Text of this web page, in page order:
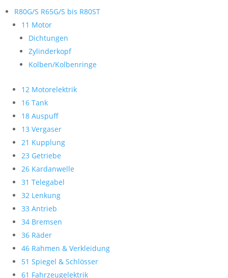
R80G/S R65G/S bis R80ST
11 Motor
Dichtungen
Zylinderkopf
Kolben/Kolbenringe
12 Motorelektrik
16 Tank
18 Auspuff
13 Vergaser
21 Kupplung
23 Getriebe
26 Kardanwelle
31 Telegabel
32 Lenkung
33 Antrieb
34 Bremsen
36 Räder
46 Rahmen & Verkleidung
51 Spiegel & Schlösser
61 Fahrzeugelektrik